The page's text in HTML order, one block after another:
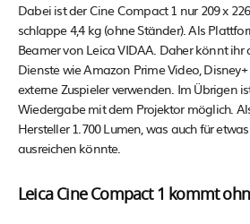
Dabei ist der Cine Compact 1 nur 209 x
schlappe 4,4 kg (ohne Ständer). Als
Beamer von Leica VIDAA. Daher könnt
Dienste wie Amazon Prime Video,
externe Zuspieler verwenden. Im Übrigen
Wiedergabe mit dem Projektor möglich.
Hersteller 1.700 Lumen, was auch für
ausreichen könnte.
Leica Cine Compact 1 kommt